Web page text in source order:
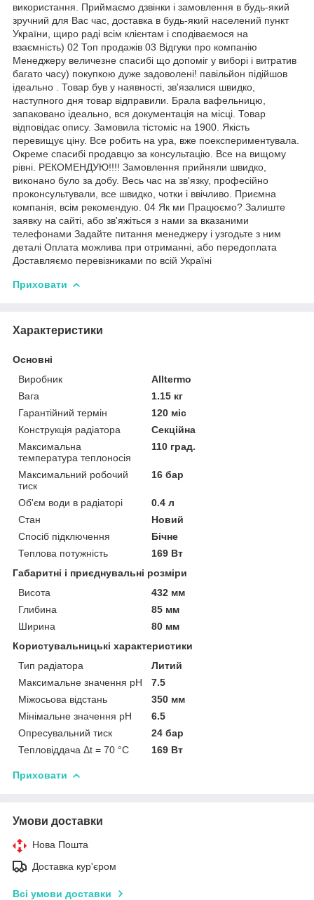
використання. Приймаємо дзвінки і замовлення в будь-який
зручний для Вас час, доставка в будь-який населений пункт
України, щиро раді всім клієнтам і сподіваємося на
взаємність) 02 Топ продажів 03 Відгуки про компанію
Менеджеру величезне спасибі що допоміг у виборі і витратив
багато часу) покупкою дуже задоволені! павільйон підійшов
ідеально . Товар був у наявності, зв'язалися швидко,
наступного дня товар відправили. Брала вафельницю,
запаковано ідеально, вся документація на місці. Товар
відповідає опису. Замовила тістоміс на 1900. Якість
перевищує ціну. Все робить на ура, вже поекспериментувала.
Окреме спасибі продавцю за консультацію. Все на вищому
рівні. РЕКОМЕНДУЮ!!!! Замовлення прийняли швидко,
виконано було за добу. Весь час на зв'язку, професійно
проконсультували, все швидко, чотки і ввічливо. Приємна
компанія, всім рекомендую. 04 Як ми Працюємо? Залиште
заявку на сайті, або зв'яжіться з нами за вказаними
телефонами Задайте питання менеджеру і узгодьте з ним
деталі Оплата можлива при отриманні, або передоплата
Доставляємо перевізниками по всій Україні
Приховати
Характеристики
Основні
Виробник
Alltermo
Вага
1.15 кг
Гарантійний термін
120 міс
Конструкція радіатора
Секційна
Максимальна
температура теплоносія
110 град.
Максимальний робочий
тиск
16 бар
Об'єм води в радіаторі
0.4 л
Стан
Новий
Спосіб підключення
Бічне
Теплова потужність
169 Вт
Габаритні і приєднувальні розміри
Висота
432 мм
Глибина
85 мм
Ширина
80 мм
Користувальницькі характеристики
Тип радіатора
Литий
Максимальне значення pH
7.5
Міжосьова відстань
350 мм
Мінімальне значення pH
6.5
Опресувальний тиск
24 бар
Тепловіддача Δt = 70 °C
169 Вт
Приховати
Умови доставки
Нова Пошта
Доставка кур'єром
Всі умови доставки